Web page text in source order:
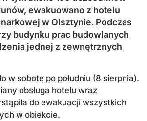
ewakuowano z hotelu
w Olsztynie. Podczas
budynku prac budowlanych
jednej z zewnętrznych
w sobotę po południu (8 sierpnia).
obsługa hotelu wraz
do ewakuacji wszystkich
w obiekcie.